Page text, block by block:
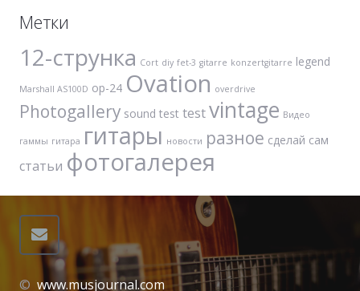
Метки
12-струнка Cort diy fet-3 gitarre konzertgitarre legend
Marshall AS100D op-24 Ovation overdrive
Photogallery sound test testvintage Видео
гаммы гитара гитары новости разное сделай сам
статьи фотогалерея
© www.musjournal.com